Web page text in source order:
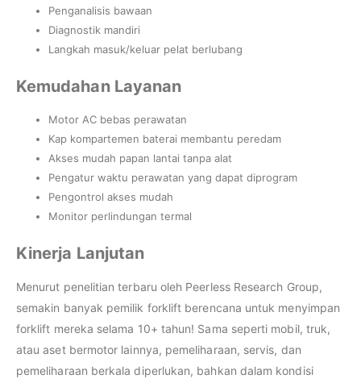
Penganalisis bawaan
Diagnostik mandiri
Langkah masuk/keluar pelat berlubang
Kemudahan Layanan
Motor AC bebas perawatan
Kap kompartemen baterai membantu peredam
Akses mudah papan lantai tanpa alat
Pengatur waktu perawatan yang dapat diprogram
Pengontrol akses mudah
Monitor perlindungan termal
Kinerja Lanjutan
Menurut penelitian terbaru oleh Peerless Research Group,
semakin banyak pemilik forklift berencana untuk menyimpan
forklift mereka selama 10+ tahun! Sama seperti mobil, truk,
atau aset bermotor lainnya, pemeliharaan, servis, dan
pemeliharaan berkala diperlukan, bahkan dalam kondisi